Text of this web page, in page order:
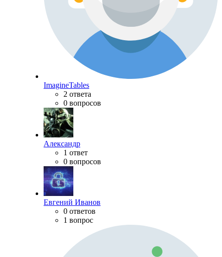
ImagineTables
2 ответа
0 вопросов
Александр
1 ответ
0 вопросов
Евгений Иванов
0 ответов
1 вопрос